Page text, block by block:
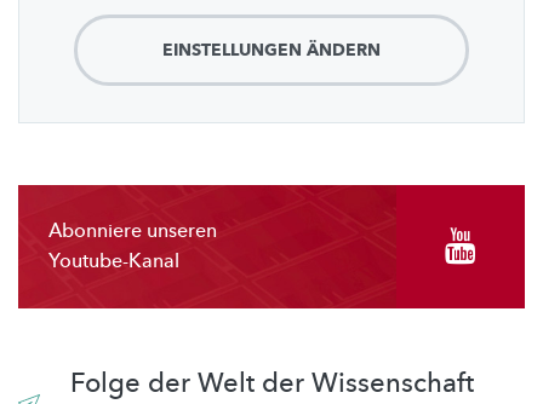
EINSTELLUNGEN ÄNDERN
Abonniere unseren
Youtube-Kanal
Folge der Welt der Wissenschaft